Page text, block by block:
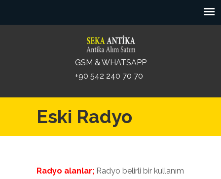
GSM & WHATSAPP
+90 542 240 70 70
Eski Radyo
Radyo alanlar; Radyo belirli bir kullanım